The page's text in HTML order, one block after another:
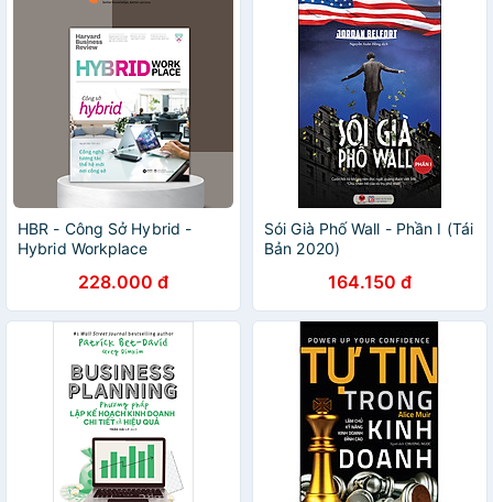
HBR - Công Sở Hybrid -
Hybrid Workplace
228.000 đ
Sói Già Phố Wall - Phần I (Tái
Bản 2020)
164.150 đ